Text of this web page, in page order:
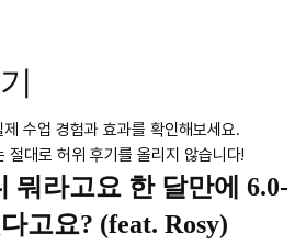
수업 경험과 효과를 확인해보세요.
절대로 허위 후기를 올리지 않습니다!
뭐라고요 한 달만에 6.0-
고요? (feat. Rosy)